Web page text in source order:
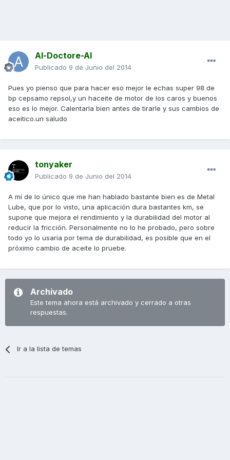
Al-Doctore-Al
Publicado 9 de Junio del 2014
Pues yo pienso que para hacer eso mejor le echas super 98 de
bp cepsamo repsol,y un haceite de motor de los caros y buenos
eso es lo mejor. Calentarla bien antes de tirarle y sus cambios de
aceitico.un saludo
tonyaker
Publicado 9 de Junio del 2014
A mí de lo único que me han hablado bastante bien es de Metal
Lube, que por lo visto, una aplicación dura bastantes km, se
supone que mejora el rendimiento y la durabilidad del motor al
reducir la fricción. Personalmente no lo he probado, pero sobre
todo yo lo usaría por tema de durabilidad, es posible que en el
próximo cambio de aceite lo pruebe.
Archivado
Este tema ahora está archivado y cerrado a otras
respuestas.
Ir a la lista de temas